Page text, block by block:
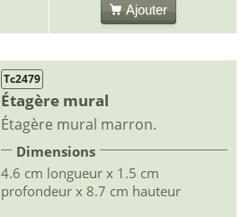
Ajouter
Tc2479
Étagère mural
Étagère mural marron.
Dimensions
4.6 cm longueur x 1.5 cm
profondeur x 8.7 cm hauteur